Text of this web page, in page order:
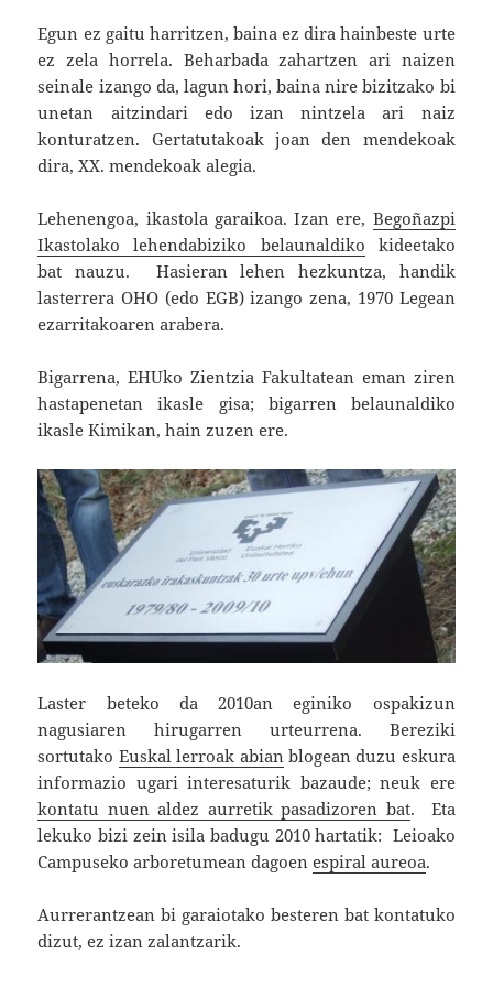
Egun ez gaitu harritzen, baina ez dira hainbeste urte
ez zela horrela. Beharbada zahartzen ari naizen
seinale izango da, lagun hori, baina nire bizitzako bi
unetan aitzindari edo izan nintzela ari naiz
konturatzen. Gertatutakoak joan den mendekoak
dira, XX. mendekoak alegia.
Lehenengoa, ikastola garaikoa. Izan ere, Begoñazpi
Ikastolako lehendabiziko belaunaldiko kideetako
bat nauzu. Hasieran lehen hezkuntza, handik
lasterrera OHO (edo EGB) izango zena, 1970 Legean
ezarritakoaren arabera.
Bigarrena, EHUko Zientzia Fakultatean eman ziren
hastapenetan ikasle gisa; bigarren belaunaldiko
ikasle Kimikan, hain zuzen ere.
Laster beteko da 2010an eginiko ospakizun
nagusiaren hirugarren urteurrena. Bereziki
sortutako Euskal lerroak abianblogean duzu eskura
informazio ugari interesaturik bazaude; neuk ere
kontatu nuen aldez aurretik pasadizoren bat. Eta
lekuko bizi zein isila badugu 2010 hartatik: Leioako
Campuseko arboretumean dagoenespiral aureoa.
Aurrerantzean bi garaiotako besteren bat kontatuko
dizut, ez izan zalantzarik.